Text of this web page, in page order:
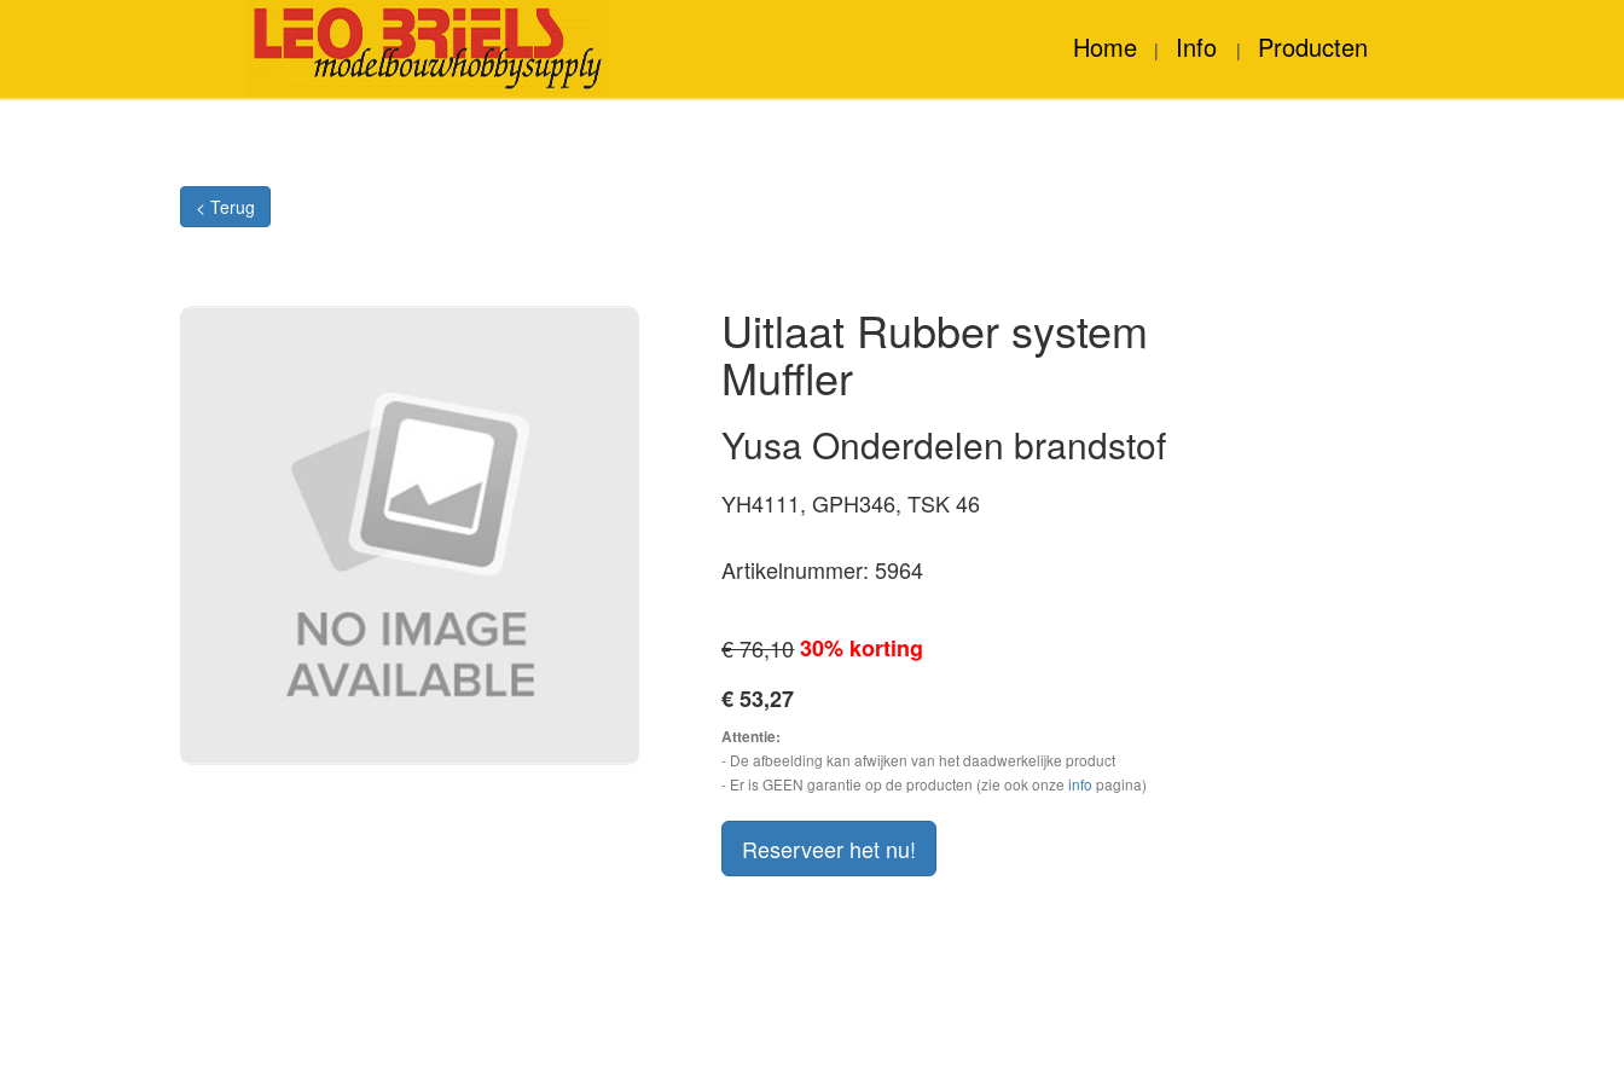
Home | Info | Producten
< Terug
Uitlaat Rubber system
Muffler
Yusa Onderdelen brandstof
YH4111, GPH346, TSK 46
Artikelnummer: 5964
€ 76,1030% korting
€ 53,27
Attentie:
- De afbeelding kan afwijken van het daadwerkelijke product
- Er is GEEN garantie op de producten (zie ook onzeinfo pagina)